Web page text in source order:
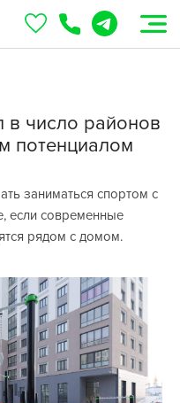
в число районов
потенциалом
заниматься спортом с
если современные
рядом с домом.